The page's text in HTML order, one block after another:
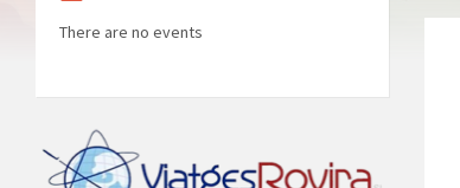
There are no events